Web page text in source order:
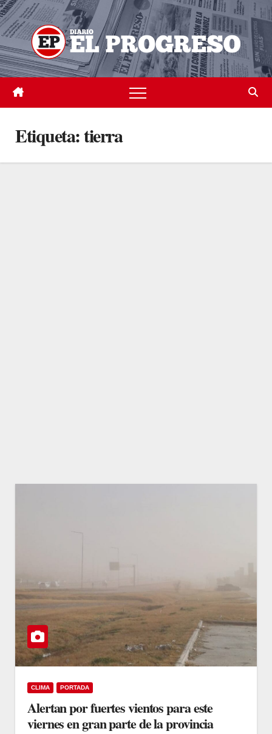
Skip
to
content
Etiqueta:tierra
CLIMA PORTADA
Alertan por fuertes vientos para este
viernes en gran parte de la provincia